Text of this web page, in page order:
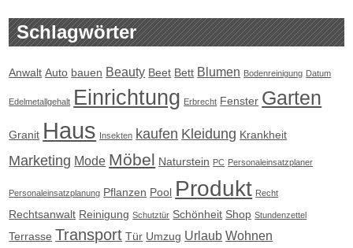
Schlagwörter
Anwalt Auto bauen Beauty Beet Bett Blumen Bodenreinigung Datum
Edelmetallgehalt Einrichtung Erbrecht Fenster Garten
Granit Haus Insekten kaufen Kleidung Krankheit
Marketing Mode Möbel Naturstein PC Personaleinsatzplaner
Personaleinsatzplanung Pflanzen Pool Produkt Recht
Rechtsanwalt Reinigung Schutztür Schönheit Shop Stundenzettel
Terrasse Transport Tür Umzug Urlaub Wohnen